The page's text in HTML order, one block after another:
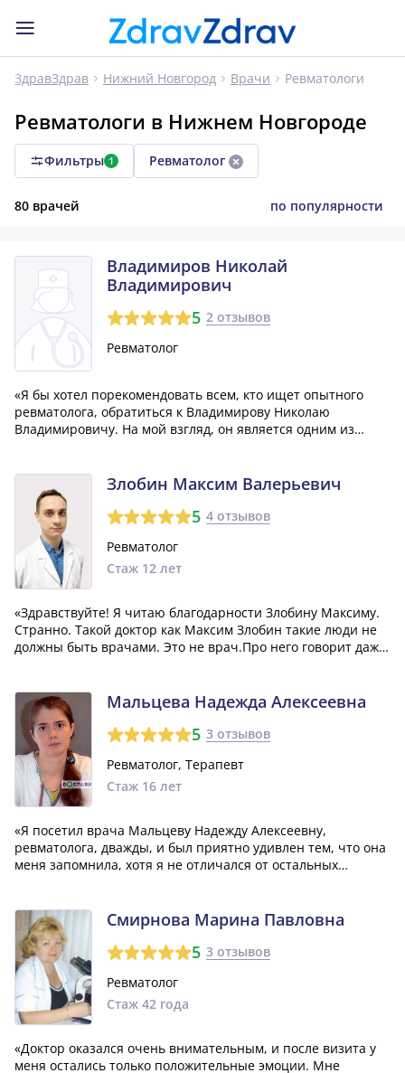
ЗдравЗдрав Нижний Новгород Врачи Ревматологи
Ревматологи в Нижнем Новгороде
Фильтры 1 Ревматолог
80 врачей по популярности
Владимиров Николай
Владимирович
5 2 отзывов
Ревматолог
«Я бы хотел порекомендовать всем, кто ищет опытного
ревматолога, обратиться к Владимирову Николаю
Владимировичу. На мой взгляд, он является одним из
серьезный и основательный подход к лечен...»
Злобин Максим Валерьевич
5 4 отзывов
Ревматолог
Стаж 12 лет
«Здравствуйте! Я читаю благодарности Злобину Максиму.
Странно. Такой доктор как Максим Злобин такие люди не
должны быть врачами. Это не врач.Про него говорит даже
матерью.Не возлюбил. Посч...»
Мальцева Надежда Алексеевна
5 3 отзывов
Ревматолог, Терапевт
Стаж 16 лет
«Я посетил врача Мальцеву Надежду Алексеевну,
ревматолога, дважды, и был приятно удивлен тем, что она
меня запомнила, хотя я не отличался от остальных
тактичная и грамотная, что само со...»
Смирнова Марина Павловна
5 3 отзывов
Ревматолог
Стаж 42 года
«Доктор оказался очень внимательным, и после визита у
меня остались только положительные эмоции. Мне